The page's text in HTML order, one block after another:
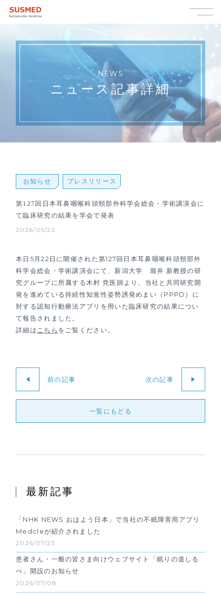
NEWS
ニュース記事詳細
お知らせ プレスリリース
第127回日本耳鼻咽喉科頭頸部外科学会総会・学術講演会に
て臨床研究の結果を学会で発表
2026/05/22
本日5月22日に開催された第127回日本耳鼻咽喉科頭頸部外
科学会総会・学術講演会にて、新潟大学 堀井 新教授の研
究グループに所属する木村 尭医師より、当社と共同研究開
発を進めている持続性知覚性姿勢誘発めまい（PPPD）に
対する認知行動療法アプリを用いた臨床研究の結果につい
て報告されました。
詳細は こちら をご覧ください。
前の記事
一覧にもどる
次の記事
最新記事
2026/07/23
「NHK NEWS おはよう日本」で当社の不眠障害用アプリ
Medcleが紹介されました
2026/07/08
患者さん・一般の皆さま向けウェブサイト「眠りの道しる
べ」開設のお知らせ